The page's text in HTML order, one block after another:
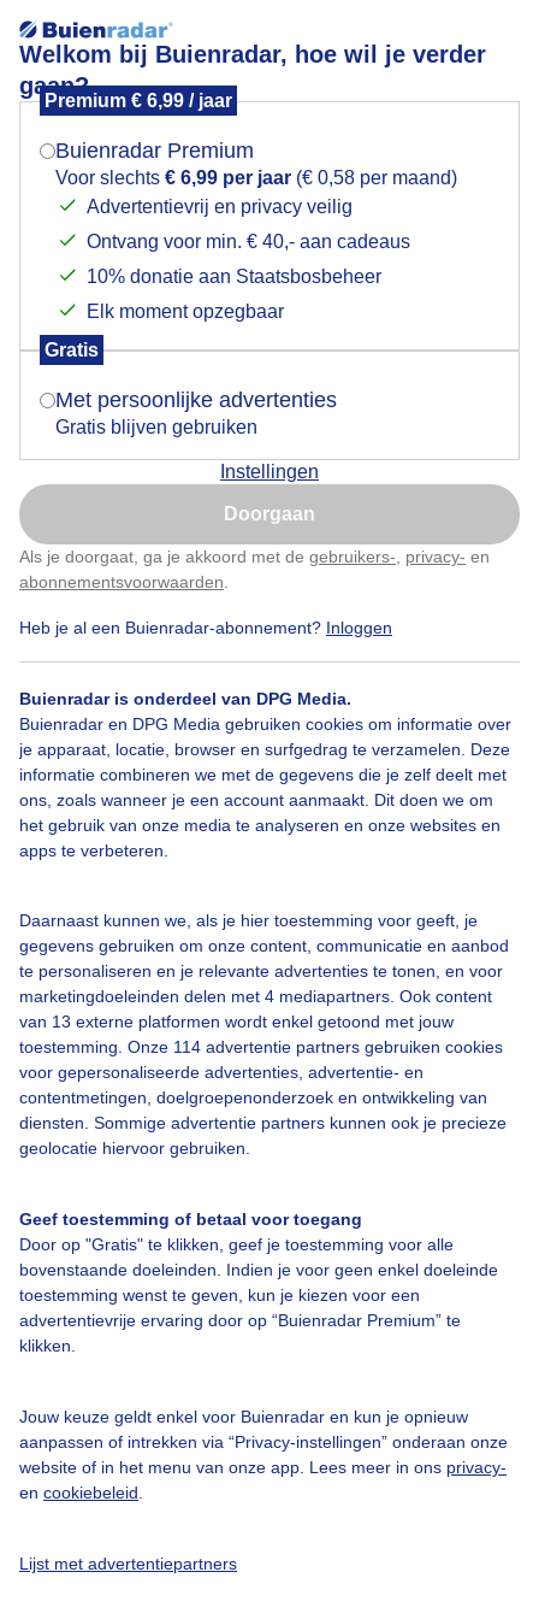
Welkom bij Buienradar, hoe wil je verder
gaan?
Premium € 6,99 / jaar
Buienradar Premium
Voor slechts € 6,99 per jaar (€ 0,58 per maand)
Advertentievrij en privacy veilig
Ontvang voor min. € 40,- aan cadeaus
10% donatie aan Staatsbosbeheer
Elk moment opzegbaar
Gratis
Met persoonlijke advertenties
Gratis blijven gebruiken
Instellingen
Doorgaan
Als je doorgaat, ga je akkoord met de gebruikers- privacy- en
abonnementsvoorwaarden
Heb je al een Buienradar-abonnement? Inloggen
Buienradar is onderdeel van DPG Media.
Buienradar en DPG Media gebruiken cookies om informatie over
je apparaat, locatie, browser en surfgedrag te verzamelen. Deze
informatie combineren we met de gegevens die je zelf deelt met
ons, zoals wanneer je een account aanmaakt. Dit doen we om
het gebruik van onze media te analyseren en onze websites en
apps te verbeteren.
Daarnaast kunnen we, als je hier toestemming voor geeft, je
gegevens gebruiken om onze content, communicatie en aanbod
te personaliseren en je relevante advertenties te tonen, en voor
marketingdoeleinden delen met 4 mediapartners. Ook content
van 13 externe platformen wordt enkel getoond met jouw
toestemming. Onze 114 advertentie partners gebruiken cookies
voor gepersonaliseerde advertenties, advertentie- en
contentmetingen, doelgroepenonderzoek en ontwikkeling van
diensten. Sommige advertentie partners kunnen ook je precieze
geolocatie hiervoor gebruiken.
Geef toestemming of betaal voor toegang
Door op "Gratis" te klikken, geef je toestemming voor alle
bovenstaande doeleinden. Indien je voor geen enkel doeleinde
toestemming wenst te geven, kun je kiezen voor een
advertentievrije ervaring door op “Buienradar Premium” te
klikken.
Jouw keuze geldt enkel voor Buienradar en kun je opnieuw
aanpassen of intrekken via “Privacy-instellingen” onderaan onze
website of in het menu van onze app. Lees meer in ons privacy-
en cookiebeleid
Lijst met advertentiepartners
Veel zon vanmorgen vroeg in Amsterdam Sloterdijk
Door: Jos Hendriks Gemaakt: 11-06-2026, 46x bekeken
Zon
Bekijk slideshow
Over Buienradar
Bedrijfsgegevens
Contact
Toegankelijkheid
Gebruikersvoorwaarden
Adverteren
Privacy beleid
Cookie beleid
Gratis weerdata
Mogen we je locatie gebruiken voor het
Indien je hier nog geen akkoord op hebt gegeven,
verschijnt er zo een pop-up uit je browser waarin
Is goed, toon de popup
Nu niet, misschien later
Klik hierom dit aan te passen